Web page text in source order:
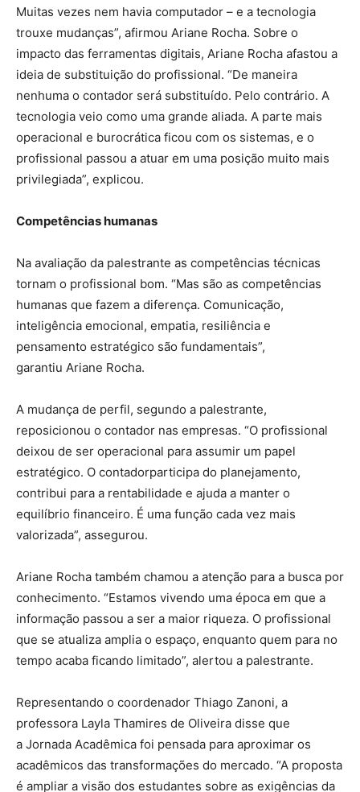
Muitas vezes nem havia computador – e a tecnologia
trouxe mudanças”, afirmou Ariane Rocha. Sobre o
impacto das ferramentas digitais, Ariane Rocha afastou a
ideia de substituição do profissional. “De maneira
nenhuma o contador será substituído. Pelo contrário. A
tecnologia veio como uma grande aliada. A parte mais
operacional e burocrática ficou com os sistemas, e o
profissional passou a atuar em uma posição muito mais
privilegiada”, explicou.
Competências humanas
Na avaliação da palestrante as competências técnicas
tornam o profissional bom. “Mas são as competências
humanas que fazem a diferença. Comunicação,
inteligência emocional, empatia, resiliência e
pensamento estratégico são fundamentais”,
garantiu Ariane Rocha.
A mudança de perfil, segundo a palestrante,
reposicionou o contador nas empresas. “O profissional
deixou de ser operacional para assumir um papel
estratégico. O contadorparticipa do planejamento,
contribui para a rentabilidade e ajuda a manter o
equilíbrio financeiro. É uma função cada vez mais
valorizada”, assegurou.
Ariane Rocha também chamou a atenção para a busca por
conhecimento. “Estamos vivendo uma época em que a
informação passou a ser a maior riqueza. O profissional
que se atualiza amplia o espaço, enquanto quem para no
tempo acaba ficando limitado”, alertou a palestrante.
Representando o coordenador Thiago Zanoni, a
professora Layla Thamires de Oliveira disse que
a Jornada Acadêmica foi pensada para aproximar os
acadêmicos das transformações do mercado. “A proposta
é ampliar a visão dos estudantes sobre as exigências da